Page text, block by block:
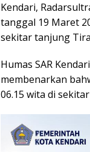
Kendari,
tanggal 19 Maret
sekitar tanjung
Humas SAR
membenarkan
06.15 wita di